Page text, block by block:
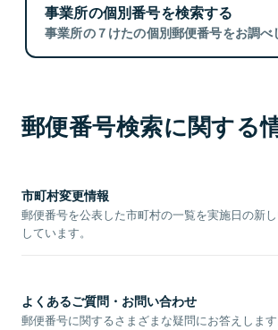
事業所の個別番号を検索する
事業所の７けたの個別郵便番号をお調べ
郵便番号検索に関する
市町村変更情報
郵便番号を公表した市町村の一覧を実施日の新
しています。
よくあるご質問・お問い合わせ
郵便番号に関するさまざまな疑問にお答えします